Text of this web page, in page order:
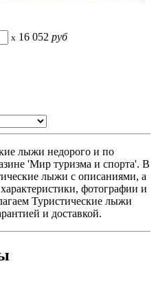
x 16 052 руб
лыжи недорого и по
'Мир туризма и спорта'. В
лыжи с описаниями, а
фотографии и
Туристические лыжи
и доставкой.